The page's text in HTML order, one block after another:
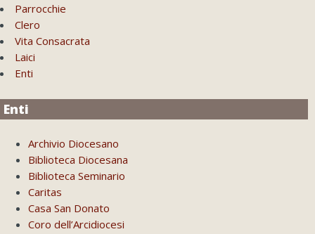
Parrocchie
Clero
Vita Consacrata
Laici
Enti
Enti
Archivio Diocesano
Biblioteca Diocesana
Biblioteca Seminario
Caritas
Casa San Donato
Coro dell’Arcidiocesi